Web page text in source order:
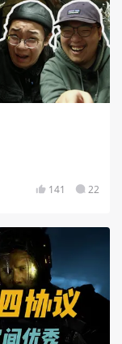
141 22